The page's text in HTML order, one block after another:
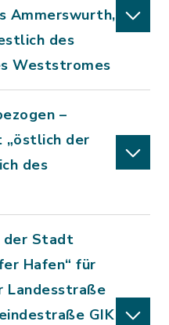
Ammerswurth,
des
Weststromes
–
„östlich der
des
der Stadt
Hafen“ für
Landesstraße
GIK